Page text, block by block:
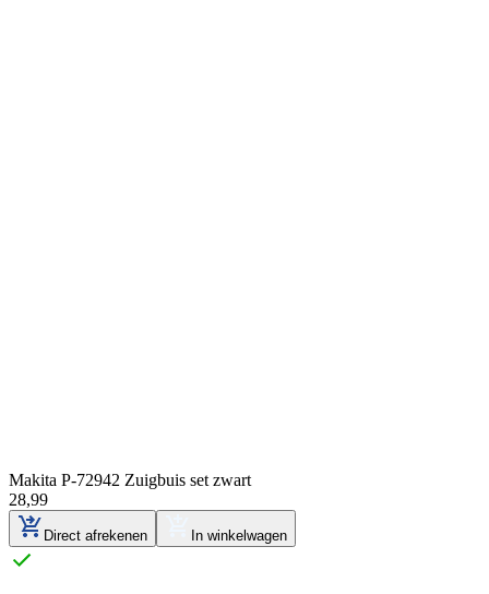
Makita P-72942 Zuigbuis set zwart
28,99
Direct afrekenen In winkelwagen